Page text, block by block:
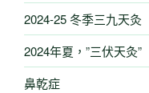
2024-25 冬季三九天灸
2024年夏，”三伏天灸”
鼻乾症